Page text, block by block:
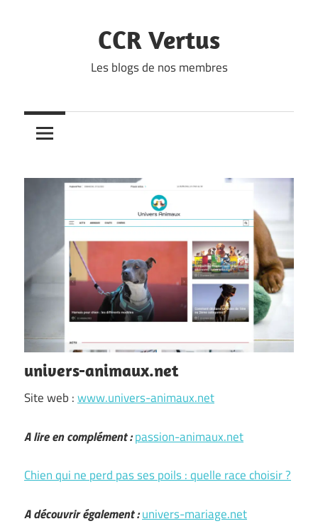
CCR Vertus
Les blogs de nos membres
univers-animaux.net
Site web :www.univers-animaux.net
A lire en complément :passion-animaux.net
Chien qui ne perd pas ses poils : quelle race choisir ?
A découvrir également :univers-mariage.net